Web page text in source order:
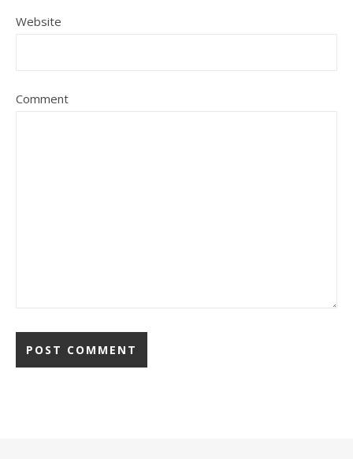
Website
Comment